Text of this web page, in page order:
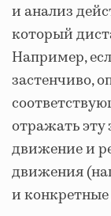
и анализ
который
Например,
застенчиво,
отражать
движение и
движения
и конкретные